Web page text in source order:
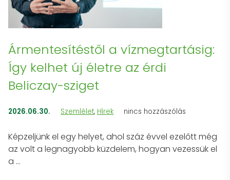
Ármentesítéstől a vízmegtartásig:
Így kelhet új életre az érdi
Beliczay-sziget
2026.06.30. Szemlélet, Hírek nincs hozzászólás
Képzeljünk el egy helyet, ahol száz évvel ezelőtt még
az volt a legnagyobb küzdelem, hogyan vezessük el
a …